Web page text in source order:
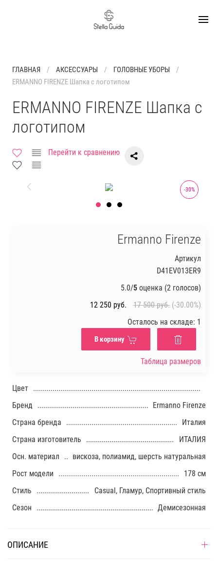
ГЛАВНАЯ АКСЕССУАРЫ
ГОЛОВНЫЕ УБОРЫ
ERMANNO FIRENZE Шапка с логотипом
ERMANNO FIRENZE Шапка с
логотипом
Перейти к сравнению
-30%
Ermanno Firenze
Артикул
D41EV013ER9
5.0/5 оценка (2 голосов)
12 250 руб. 17 500 руб. (-30.00%)
Осталось на складе: 1
В корзину
Таблица размеров
Цвет
Бренд
Ermanno Firenze
Страна бренда
Италия
Страна изготовитель
ИТАЛИЯ
Осн. материал
вискоза, полиамид, шерсть натуральная
Рост модели
178 см
Стиль
Casual, Гламур, Спортивный стиль
Сезон
Демисезонная
ОПИСАНИЕ